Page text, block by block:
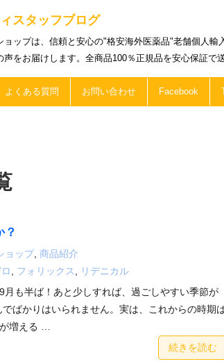
スタッフブログ
ョップは、信頼と安心の"格安海外医薬品"老舗個人
声をお届けします。全商品100％正規品を安心保証で
よくある質問 お問い合わせ Facebook
？
ョップ, 商品紹介
フォリックス
リデニカル
月も半ば！あと少しすれば、過ごしやすい季節が
ばかりはいられません。実は、これからの時期
増える …
続きを読む